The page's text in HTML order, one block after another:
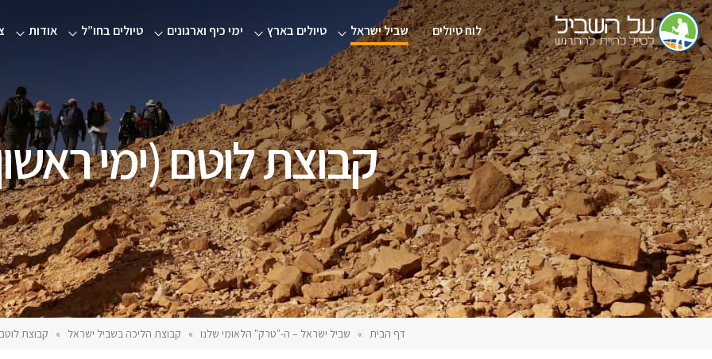
לוח טיולים שביל ישראל טיולים בארץ ימי כיף וארגונים טיולים בחו”ל אודות
קבוצת לוטם (ימי
דף הבית » שביל ישראל – ה-"טרק" הלאומי שלנו » קבוצת הליכה בשביל ישראל » קבוצת